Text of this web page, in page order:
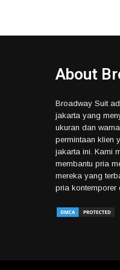
About
Broadway Suit
jakarta yang
ukuran dan
permintaan klien
jakarta ini. Kami
membantu pria
mereka yang
pria kontemporer